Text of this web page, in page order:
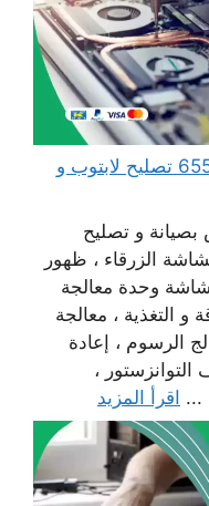
مهندس كمبيوتر الضباعية 65511033 تصليح لابتوب و
و تصليح
الزرقاء ، ظهور
وحدة معالجة
التغذية ، معالجة
الرسوم ، إعادة
،
... اقرأ المزيد